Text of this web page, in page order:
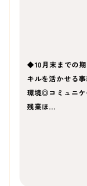
◆10月末までの
キルを活かせる
環境◎コミュニ
残業ほ…